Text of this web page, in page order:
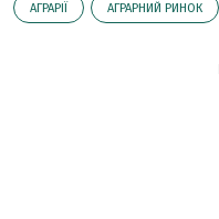
АГРАРІЇ АГРАРНИЙ РИНОК